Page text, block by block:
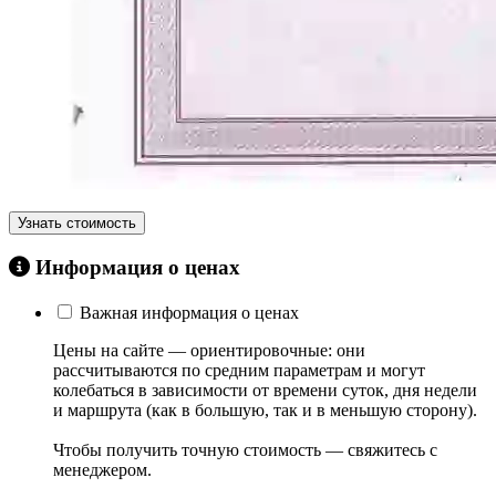
Узнать стоимость
Информация о ценах
Важная информация о ценах
Цены на сайте — ориентировочные: они
рассчитываются по средним параметрам и могут
колебаться в зависимости от времени суток, дня недели
и маршрута (как в большую, так и в меньшую сторону).
Чтобы получить точную стоимость — свяжитесь с
менеджером.